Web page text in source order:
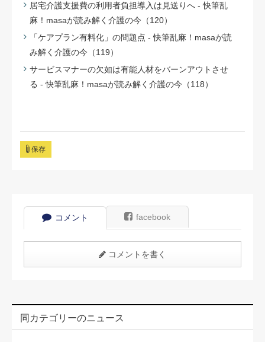
居宅介護支援費の利用者負担導入は見送りへ - 快筆乱
麻！masaが読み解く介護の今（120）
「ケアプラン有料化」の問題点 - 快筆乱麻！masaが読
み解く介護の今（119）
サービスマナーの欠如は有能人材をバーンアウトさせ
る - 快筆乱麻！masaが読み解く介護の今（118）
保存
コメント facebook
コメントを書く
同カテゴリーのニュース